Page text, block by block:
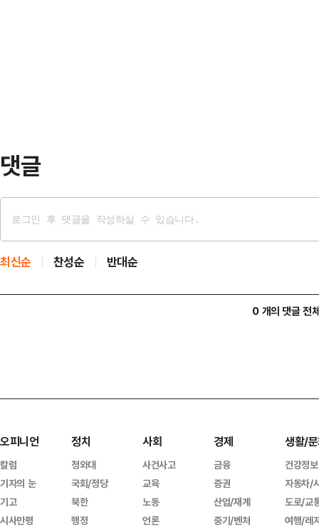
댓글
최신순 찬성순 반대순
0 개의 댓글 전
오피니언
칼럼
기자의 눈
기고
시사만평
정치
청와대
국회/정당
북한
행정
사회
사건사고
교육
노동
언론
경제
금융
증권
산업/재계
중기/벤처
생활/
건강정보
자동차/
도로/교
여행/레